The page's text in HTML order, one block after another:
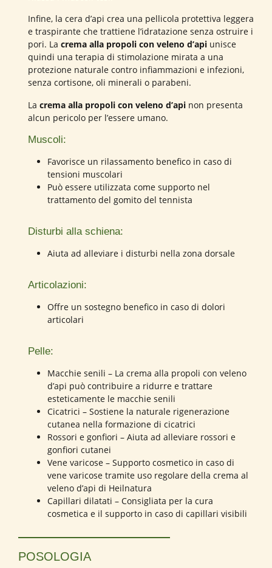
Infine, la cera d’api crea una pellicola protettiva leggera
e traspirante che trattiene l’idratazione senza ostruire i
pori. La crema alla propoli con veleno d’api unisce
quindi una terapia di stimolazione mirata a una
protezione naturale contro infiammazioni e infezioni,
senza cortisone, oli minerali o parabeni.
La crema alla propoli con veleno d’api non presenta
alcun pericolo per l’essere umano.
Muscoli:
Favorisce un rilassamento benefico in caso di
tensioni muscolari
Può essere utilizzata come supporto nel
trattamento del gomito del tennista
Disturbi alla schiena:
Aiuta ad alleviare i disturbi nella zona dorsale
Articolazioni:
Offre un sostegno benefico in caso di dolori
articolari
Pelle:
Macchie senili – La crema alla propoli con veleno
d’api può contribuire a ridurre e trattare
esteticamente le macchie senili
Cicatrici – Sostiene la naturale rigenerazione
cutanea nella formazione di cicatrici
Rossori e gonfiori – Aiuta ad alleviare rossori e
gonfiori cutanei
Vene varicose – Supporto cosmetico in caso di
vene varicose tramite uso regolare della crema al
veleno d’api di Heilnatura
Capillari dilatati – Consigliata per la cura
cosmetica e il supporto in caso di capillari visibili
POSOLOGIA